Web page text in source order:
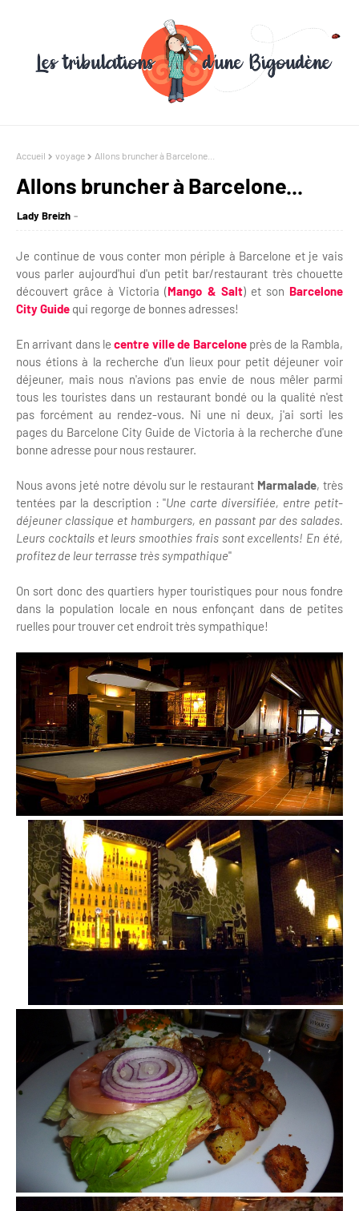
Accueil voyage Allons bruncher à Barcelone...
Allons bruncher à Barcelone...
Lady Breizh
Je continue de vous conter mon périple à Barcelone et je vais
vous parler aujourd'hui d'un petit bar/restaurant très chouette
découvert grâce à Victoria (Mango & Salt) et son Barcelone
City Guide qui regorge de bonnes adresses!
En arrivant dans lecentre ville de Barceloneprès de la Rambla,
nous étions à la recherche d'un lieux pour petit déjeuner voir
déjeuner, mais nous n'avions pas envie de nous mêler parmi
tous les touristes dans un restaurant bondé ou la qualité n'est
pas forcément au rendez-vous. Ni une ni deux, j'ai sorti les
pages du Barcelone City Guide de Victoria à la recherche d'une
bonne adresse pour nous restaurer.
Nous avons jeté notre dévolu sur le restaurant Marmalade, très
tentées par la description : "Une carte diversifiée, entre petit-
déjeuner classique et hamburgers, en passant par des salades.
Leurs cocktails et leurs smoothies frais sont excellents! En été,
profitez de leur terrasse très sympathique"
On sort donc des quartiers hyper touristiques pour nous fondre
dans la population locale en nous enfonçant dans de petites
ruelles pour trouver cet endroit très sympathique!